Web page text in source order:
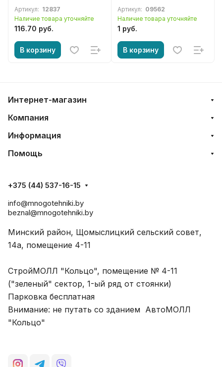
аккумулятором
Артикул: 12837
Наличие товара уточняйте
116.70 руб.
В корзину
электропроводки
Артикул: 09562
Наличие товара уточняйте
1 руб.
В корзину
Интернет-магазин
Компания
Информация
Помощь
+375 (44) 537-16-15
info@mnogotehniki.by
beznal@mnogotehniki.by
Минский район, Щомыслицкий сельский совет,
14а, помещение 4-11
СтройМОЛЛ "Кольцо", помещение № 4-11
("зеленый" сектор, 1-ый ряд от стоянки)
Парковка бесплатная
Внимание: не путать со зданием АвтоМОЛЛ
"Кольцо"